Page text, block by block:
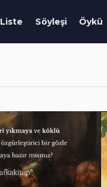
Liste Söyleşi Öykü